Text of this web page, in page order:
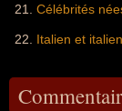
Célébrités
Italien et